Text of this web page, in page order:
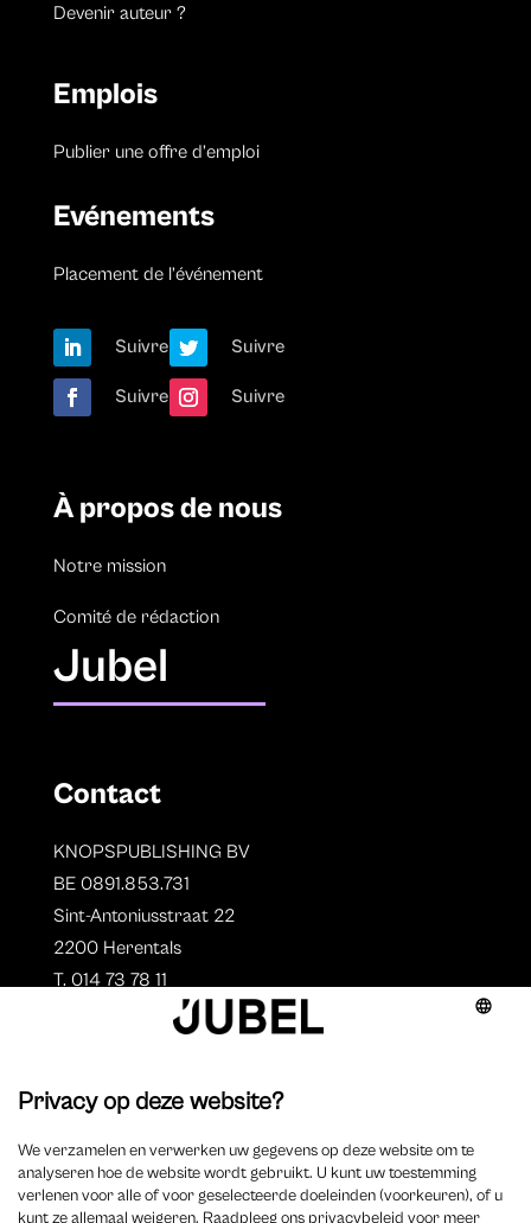
Devenir auteur ?
Emplois
Publier une offre d’emploi
Evénements
Placement de l’événement
Suivre Suivre
Suivre Suivre
À propos de nous
Notre mission
Comité de rédaction
Jubel
Contact
KNOPSPUBLISHING BV
BE 0891.853.731
Sint-Antoniusstraat 22
2200 Herentals
T. 014 73 78 11
Aperçu des auteurs
Devenir auteur ?